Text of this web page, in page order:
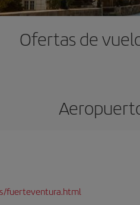
Ofertas de
fuerteventura.html